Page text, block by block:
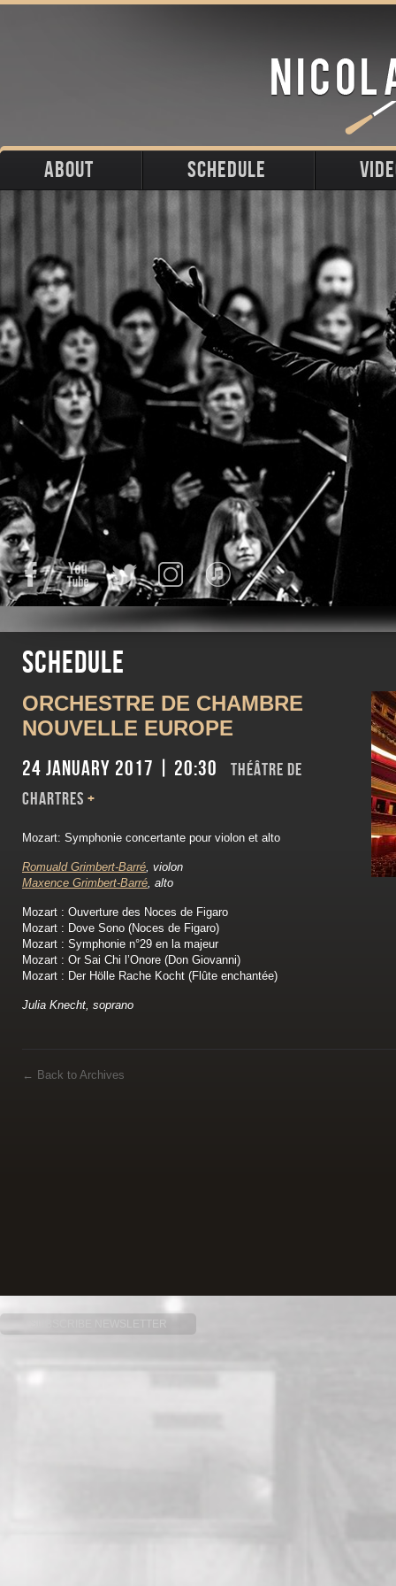
ABOUT
Photos
Stage
Downloads
Press
SCHEDULE
FacebookYouTube Twitter InstagramiTunes
Schedule
ORCHESTRE DE CHAMBRE
NOUVELLE EUROPE
24 January 2017 | 20:30
THÉÂTRE DE
CHARTRES +
Mozart: Symphonie concertante pour violon et alto
Romuald Grimbert-Barré, violon
Maxence Grimbert-Barré, alto
Mozart : Ouverture des Noces de Figaro
Mozart : Dove Sono (Noces de Figaro)
Mozart : Symphonie n°29 en la majeur
Mozart : Or Sai Chi l’Onore (Don Giovanni)
Mozart : Der Hölle Rache Kocht (Flûte enchantée)
Julia Knecht, soprano
← Back to Archives